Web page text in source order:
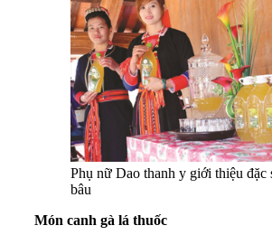
Phụ nữ Dao thanh y giới thiệu đặc
bâu
Món canh gà lá thuốc